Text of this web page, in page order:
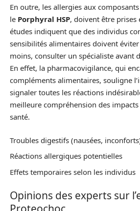
En outre, les allergies aux
le Porphyral HSP, doivent être prises
études indiquent que des individus
sensibilités alimentaires doivent
moins, consulter un spécialiste avant
En effet, la pharmacovigilance, qui
compléments alimentaires, souligne
signaler toutes les réactions
meilleure compréhension des
santé.
Troubles digestifs (nausées,
Réactions allergiques potentielles
Effets temporaires selon les individus
Opinions des experts sur